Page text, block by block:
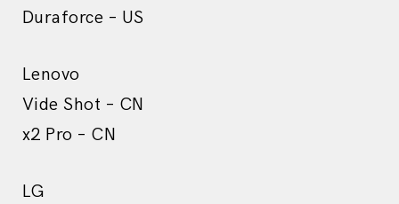
Duraforce – US
Lenovo
Vide Shot – CN
x2 Pro – CN
LG